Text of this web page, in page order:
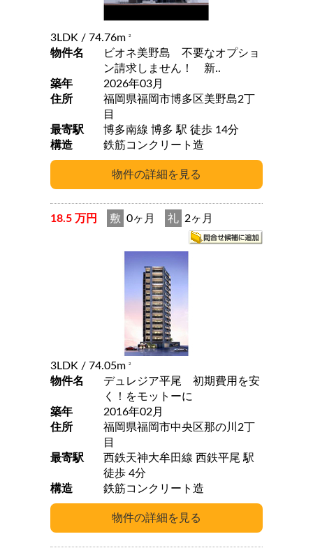
3LDK / 74.76m 2
物件名
ビオネ美野島 不要なオプショ
ン請求しません！ 新..
築年
2026年03月
住所
福岡県福岡市博多区美野島2丁
目
最寄駅
博多南線 博多 駅 徒歩 14分
構造
鉄筋コンクリート造
18.5 万円 敷 0ヶ月 礼 2ヶ月
3LDK / 74.05m 2
物件名
デュレジア平尾 初期費用を安
く！をモットーに
築年
2016年02月
住所
福岡県福岡市中央区那の川2丁
目
最寄駅
西鉄天神大牟田線 西鉄平尾 駅
徒歩 4分
構造
鉄筋コンクリート造